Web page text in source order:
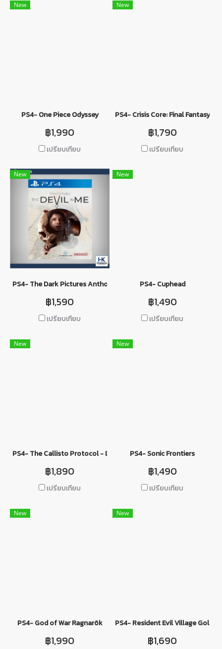
New
PS4- One Piece Odyssey
฿1,990
เปรียบเทียบ
New
PS4- Crisis Core: Final Fantasy
฿1,790
เปรียบเทียบ
New
PS4- The Dark Pictures Anthology: The Devil in Me
฿1,590
เปรียบเทียบ
New
PS4- Cuphead
฿1,490
เปรียบเทียบ
New
PS4- The Callisto Protocol - Day One Edition
฿1,890
เปรียบเทียบ
New
PS4- Sonic Frontiers
฿1,490
เปรียบเทียบ
New
PS4- God of War Ragnarök
฿1,990
New
PS4- Resident Evil Village Gold
฿1,690